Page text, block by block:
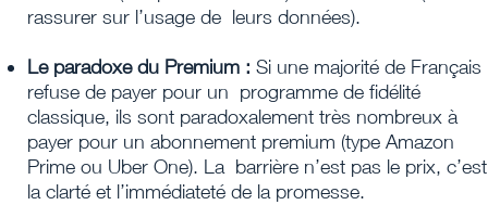
rassurer sur l’usage de leurs données).
Le paradoxe du Premium : Si une majorité de Français
refuse de payer pour un programme de fidélité
classique, ils sont paradoxalement très nombreux à
payer pour un abonnement premium (type Amazon
Prime ou Uber One). La barrière n’est pas le prix, c’est
la clarté et l’immédiateté de la promesse.